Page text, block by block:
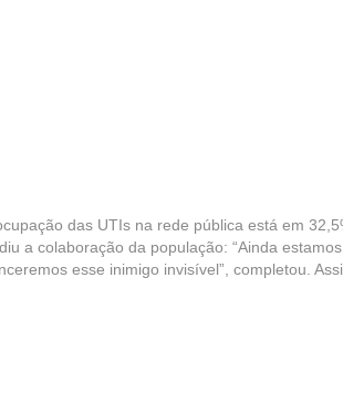
das UTIs na rede pública está em
a colaboração da população: “Ainda
esse inimigo invisível”, completou.